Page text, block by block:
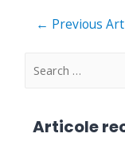
Navigare
← Previous
S
Articole